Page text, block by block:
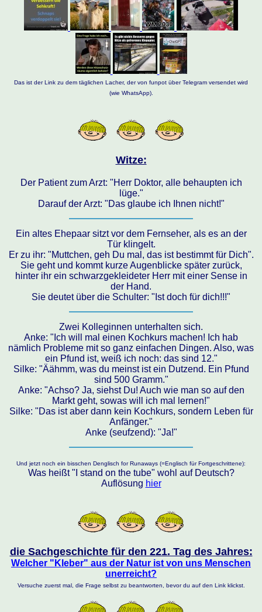
Das ist der Link zu dem täglichen Lacher, der von funpot über Telegram versendet wird
(wie WhatsApp).
Witze:
Der Patient zum Arzt: "Herr Doktor, alle behaupten ich
lüge."
Darauf der Arzt: "Das glaube ich Ihnen nicht!"
Ein altes Ehepaar sitzt vor dem Fernseher, als es an der
Tür klingelt.
Er zu ihr: "Muttchen, geh Du mal, das ist bestimmt für Dich".
Sie geht und kommt kurze Augenblicke später zurück,
hinter ihr ein schwarzgekleideter Herr mit einer Sense in
der Hand.
Sie deutet über die Schulter: "Ist doch für dich!!!"
Zwei Kolleginnen unterhalten sich.
Anke: "Ich will mal einen Kochkurs machen! Ich hab
nämlich Probleme mit so ganz einfachen Dingen. Also, was
ein Pfund ist, weiß ich noch: das sind 12."
Silke: "Äähmm, was du meinst ist ein Dutzend. Ein Pfund
sind 500 Gramm."
Anke: "Achso? Ja, siehst Du! Auch wie man so auf den
Markt geht, sowas will ich mal lernen!"
Silke: "Das ist aber dann kein Kochkurs, sondern Leben für
Anfänger."
Anke (seufzend): "Ja!"
Und jetzt noch ein bisschen Denglisch for Runaways (=Englisch für Fortgeschrittene):
Was heißt "I stand on the tube" wohl auf Deutsch?
Auflösung hier
die Sachgeschichte für den 221. Tag des Jahres:
Welcher "Kleber" aus der Natur ist von uns Menschen
unerreicht?
Versuche zuerst mal, die Frage selbst zu beantworten, bevor du auf den Link klickst.